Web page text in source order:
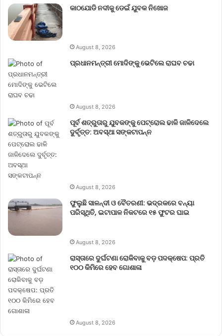
କାଠଯୋଡି ନଦୀକୁ ଡେଇଁ ଯୁବକ ନିଖୋଜ
August 8, 2026
ପ୍ରଧାନମନ୍ତ୍ରୀ ମୋଦିଙ୍କୁ ଭେଟିଲେ ରାଘବ ଚଢା
August 8, 2026
ପୂର୍ବ ଶତ୍ରୁତାରୁ ଯୁବକଙ୍କୁ ପେଟ୍ରୋଲ ଢାଳି ଜାଳିଦେଲେ
ଦୁର୍ବୃତ୍ତ: ଅବସ୍ଥା ସଙ୍କଟାପନ୍ନ
August 8, 2026
ଫୁଲୁଛି ସାଳନ୍ଦୀ ଓ ବୈତରଣୀ: ଭଦ୍ରକରେ ବନ୍ୟା
ପରିସ୍ଥିତି, ଇଟାପାଳ ନିକଟରେ ୧୫ ଫୁଟର ଘାଇ
August 8, 2026
ରାସ୍ତାରେ ଦୁର୍ଘଟଣା ରୋକିବାକୁ ବଡ଼ ପଦକ୍ଷେପ: ପ୍ରତି
୧୦୦ କିମିରେ ହେବ ଗୋଶାଳା
August 8, 2026